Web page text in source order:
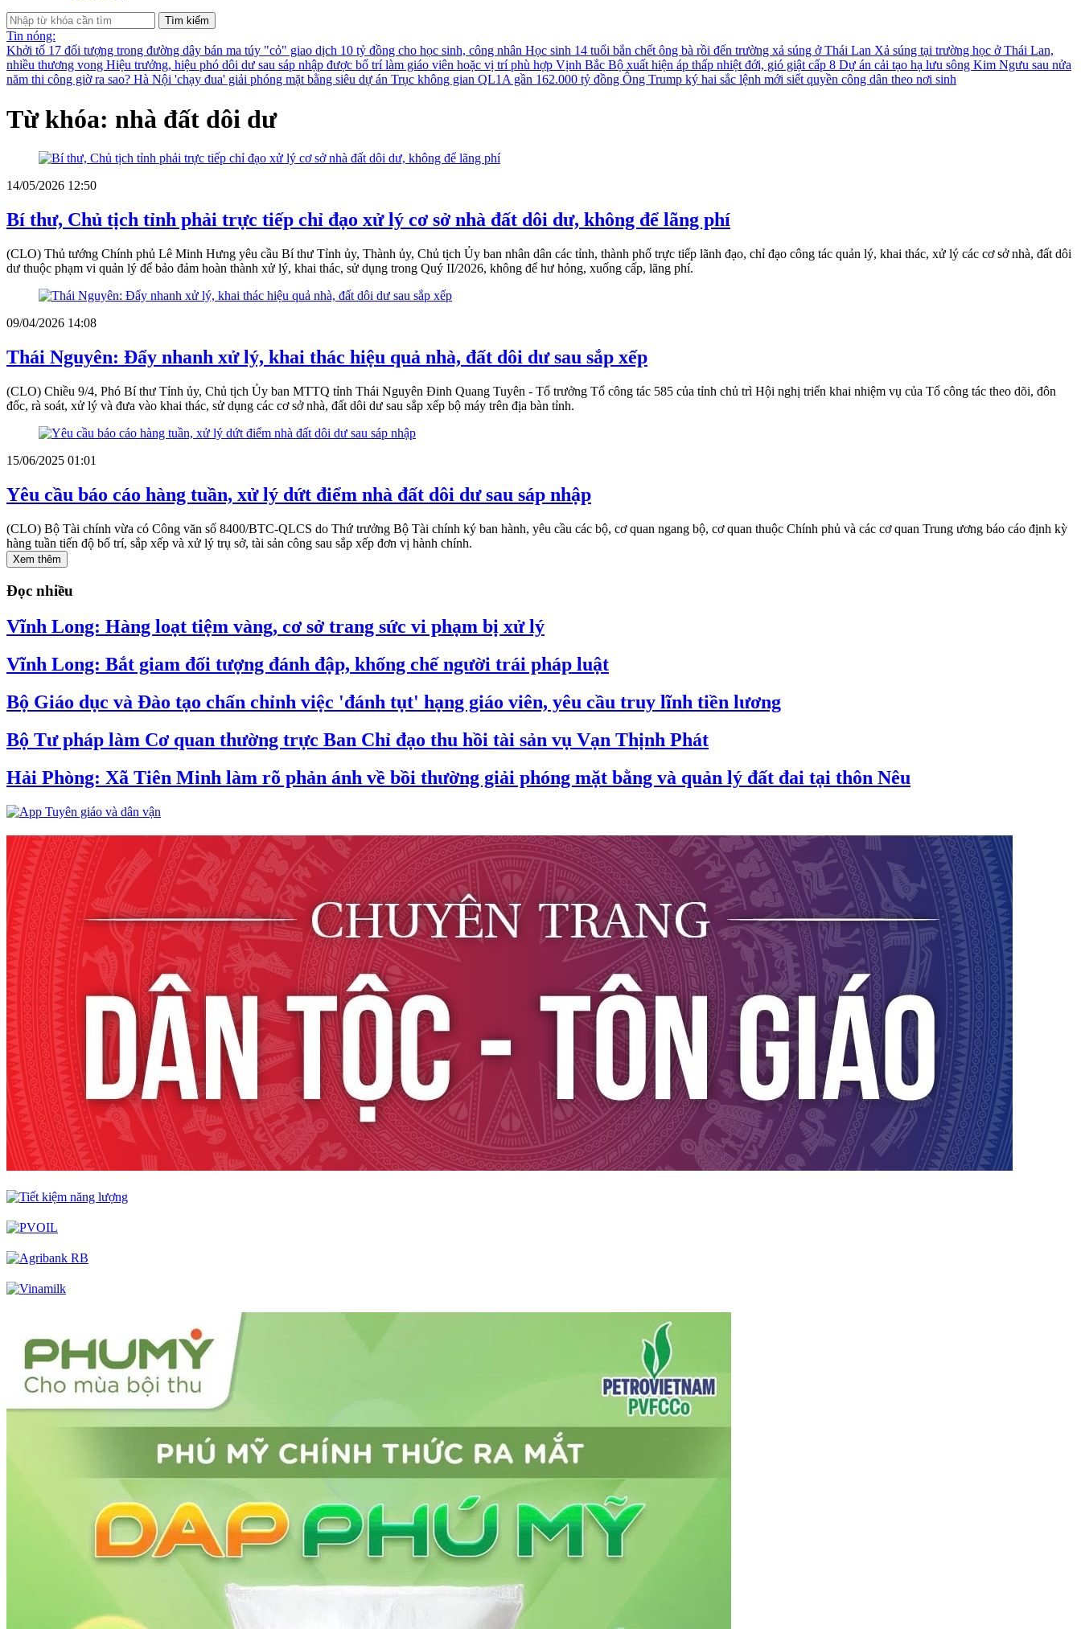
Tìm kiếm
Tin nóng:
Khởi tố 17 đối tượng trong đường dây bán ma túy "cỏ" giao dịch 10 tỷ đồng cho học sinh, công nhân Học sinh 14 tuổi bắn chết ông bà rồi đến trường xả súng ở Thái Lan Xả súng tại trường học ở Thái Lan,
nhiều thương vong Hiệu trưởng, hiệu phó dôi dư sau sáp nhập được bố trí làm giáo viên hoặc vị trí phù hợp Vịnh Bắc Bộ xuất hiện áp thấp nhiệt đới, gió giật cấp 8 Dự án cải tạo hạ lưu sông Kim Ngưu sau nửa
năm thi công giờ ra sao? Hà Nội 'chạy đua' giải phóng mặt bằng siêu dự án Trục không gian QL1A gần 162.000 tỷ đồng Ông Trump ký hai sắc lệnh mới siết quyền công dân theo nơi sinh
Từ khóa: nhà đất dôi dư
14/05/2026 12:50
Bí thư, Chủ tịch tỉnh phải trực tiếp chỉ đạo xử lý cơ sở nhà đất dôi dư, không để lãng phí
(CLO) Thủ tướng Chính phủ Lê Minh Hưng yêu cầu Bí thư Tỉnh ủy, Thành ủy, Chủ tịch Ủy ban nhân dân các tỉnh, thành phố trực tiếp lãnh đạo, chỉ đạo công tác quản lý, khai thác, xử lý các cơ sở nhà, đất dôi
dư thuộc phạm vi quản lý để bảo đảm hoàn thành xử lý, khai thác, sử dụng trong Quý II/2026, không để hư hỏng, xuống cấp, lãng phí.
09/04/2026 14:08
Thái Nguyên: Đẩy nhanh xử lý, khai thác hiệu quả nhà, đất dôi dư sau sắp xếp
(CLO) Chiều 9/4, Phó Bí thư Tỉnh ủy, Chủ tịch Ủy ban MTTQ tỉnh Thái Nguyên Đinh Quang Tuyên - Tổ trưởng Tổ công tác 585 của tỉnh chủ trì Hội nghị triển khai nhiệm vụ của Tổ công tác theo dõi, đôn
đốc, rà soát, xử lý và đưa vào khai thác, sử dụng các cơ sở nhà, đất dôi dư sau sắp xếp bộ máy trên địa bàn tỉnh.
15/06/2025 01:01
Yêu cầu báo cáo hàng tuần, xử lý dứt điểm nhà đất dôi dư sau sáp nhập
(CLO) Bộ Tài chính vừa có Công văn số 8400/BTC-QLCS do Thứ trưởng Bộ Tài chính ký ban hành, yêu cầu các bộ, cơ quan ngang bộ, cơ quan thuộc Chính phủ và các cơ quan Trung ương báo cáo định kỳ
hàng tuần tiến độ bố trí, sắp xếp và xử lý trụ sở, tài sản công sau sắp xếp đơn vị hành chính.
Xem thêm
Đọc nhiều
Vĩnh Long: Hàng loạt tiệm vàng, cơ sở trang sức vi phạm bị xử lý
Vĩnh Long: Bắt giam đối tượng đánh đập, khống chế người trái pháp luật
Bộ Giáo dục và Đào tạo chấn chỉnh việc 'đánh tụt' hạng giáo viên, yêu cầu truy lĩnh tiền lương
Bộ Tư pháp làm Cơ quan thường trực Ban Chỉ đạo thu hồi tài sản vụ Vạn Thịnh Phát
Hải Phòng: Xã Tiên Minh làm rõ phản ánh về bồi thường giải phóng mặt bằng và quản lý đất đai tại thôn Nêu